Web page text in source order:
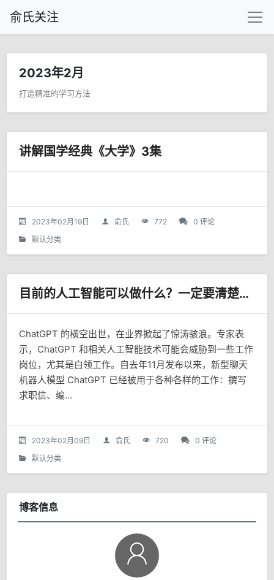
俞氏关注
2023年2月
打造精准的学习方法
讲解国学经典《大学》3集
2023年02月19日 俞氏 772
0 评论
默认分类
目前的人工智能可以做什么？一定要清楚下。
ChatGPT 的横空出世，在业界掀起了惊涛骇浪。专家表
示，ChatGPT 和相关人工智能技术可能会威胁到一些工作
岗位，尤其是白领工作。自去年11月发布以来，新型聊天
机器人模型 ChatGPT 已经被用于各种各样的工作：撰写
求职信、编...
2023年02月09日 俞氏 720
0 评论
默认分类
博客信息